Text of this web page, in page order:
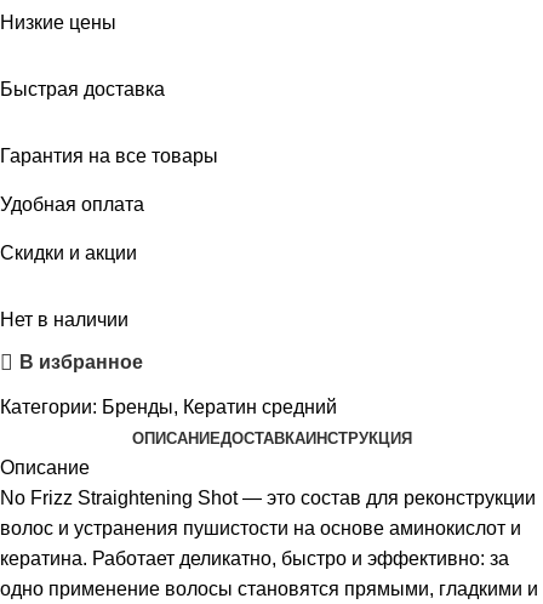
Низкие цены
Быстрая доставка
Гарантия на все товары
Удобная оплата
Скидки и акции
Нет в наличии
В избранное
Категории: Бренды, Кератин средний
ОПИСАНИЕДОСТАВКАИНСТРУКЦИЯ
Описание
No Frizz Straightening Shot — это состав для реконструкции
волос и устранения пушистости на основе аминокислот и
кератина. Работает деликатно, быстро и эффективно: за
одно применение волосы становятся прямыми, гладкими и